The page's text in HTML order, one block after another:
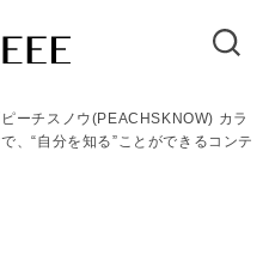
ーチスノウ(PEACHSKNOW) カラ
、“自分を知る”ことができるコンテ